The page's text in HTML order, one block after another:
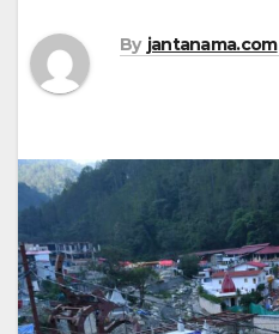
By jantanama.com